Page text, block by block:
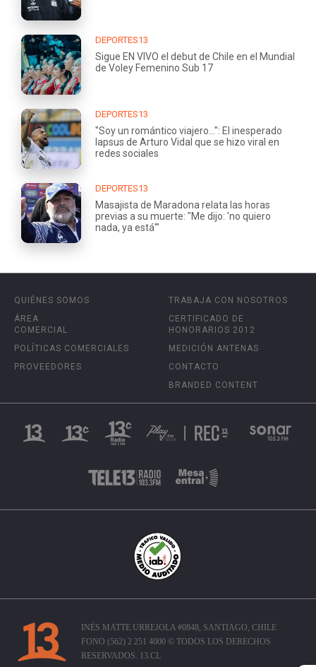
DEPORTES13
Sigue EN VIVO el debut de Chile en el Mundial
de Voley Femenino Sub 17
DEPORTES13
"Soy un romántico viajero...": El inesperado
lapsus de Arturo Vidal que se hizo viral en
redes sociales
DEPORTES13
Masajista de Maradona relata las horas
previas a su muerte: "Me dijo: 'no quiero
nada, ya está'"
QUIÉNES SOMOS
ÁREA
COMERCIAL
POLÍTICAS COMERCIALES
PROVEEDORES
TRABAJA CON NOSOTROS
CERTIFICADO DE
HONORARIOS 2012
MEDICIÓN ANTENAS
CONTACTO
BRANDED CONTENT
INÉS MATTE URREJOLA #0848, SANTIAGO, CHILE
FONO (562) 2 251 4000 © TODOS LOS DERECHOS
RESERVADOS. 13.CL